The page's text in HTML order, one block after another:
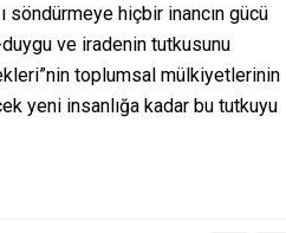
söndürmeye hiçbir inancın gücü
ve iradenin tutkusunu
toplumsal mülkiyetlerinin
yeni insanlığa kadar bu tutkuyu